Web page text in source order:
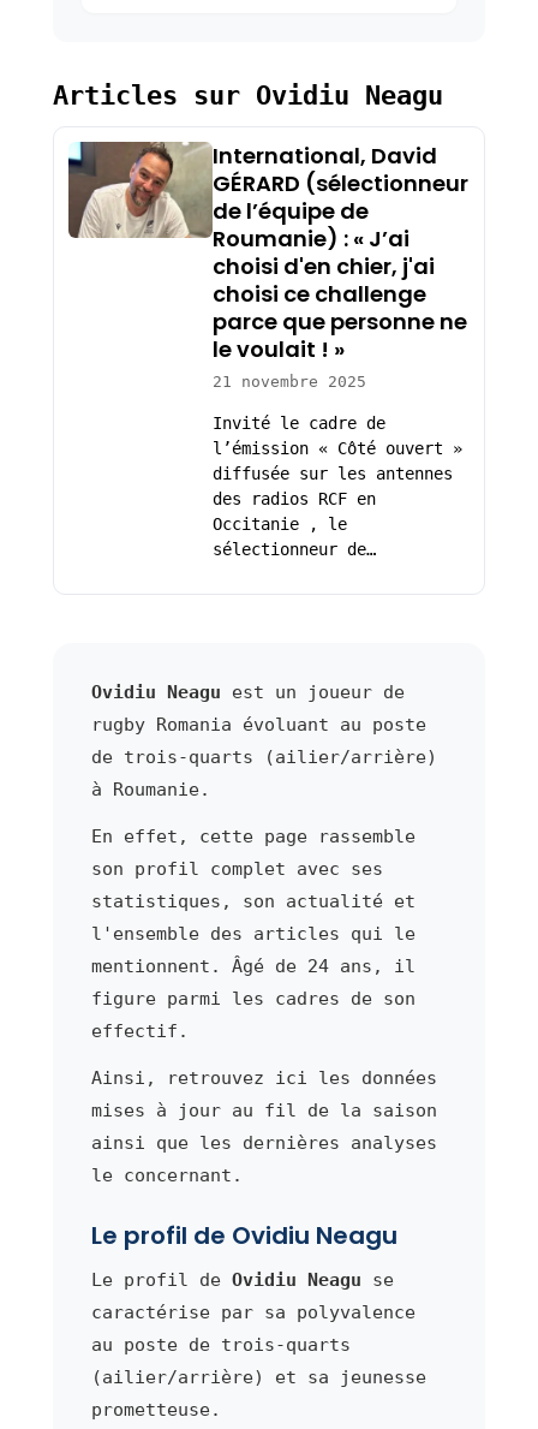
Articles sur Ovidiu Neagu
International, David
GÉRARD (sélectionneur
de l’équipe de
Roumanie) : « J’ai
choisi d'en chier, j'ai
choisi ce challenge
parce que personne ne
le voulait ! »
21 novembre 2025
Invité le cadre de
l’émission « Côté ouvert »
diffusée sur les antennes
des radios RCF en
Occitanie , le
sélectionneur de…
Ovidiu Neagu est un joueur de
rugby Romania évoluant au poste
de trois-quarts (ailier/arrière)
à Roumanie.
En effet, cette page rassemble
son profil complet avec ses
statistiques, son actualité et
l'ensemble des articles qui le
mentionnent. Âgé de 24 ans, il
figure parmi les cadres de son
effectif.
Ainsi, retrouvez ici les données
mises à jour au fil de la saison
ainsi que les dernières analyses
le concernant.
Le profil de Ovidiu Neagu
Le profil de Ovidiu Neagu se
caractérise par sa polyvalence
au poste de trois-quarts
(ailier/arrière) et sa jeunesse
prometteuse.